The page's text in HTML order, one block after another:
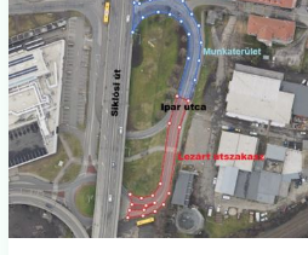
kezdődnek
Pécsett
július
utolsó
két
hetében